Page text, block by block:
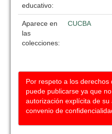
educativo:
Aparece en
las
colecciones:
CUCBA
Por respeto a los derechos
puede publicarse ya que
autorización explícita de
convenio de